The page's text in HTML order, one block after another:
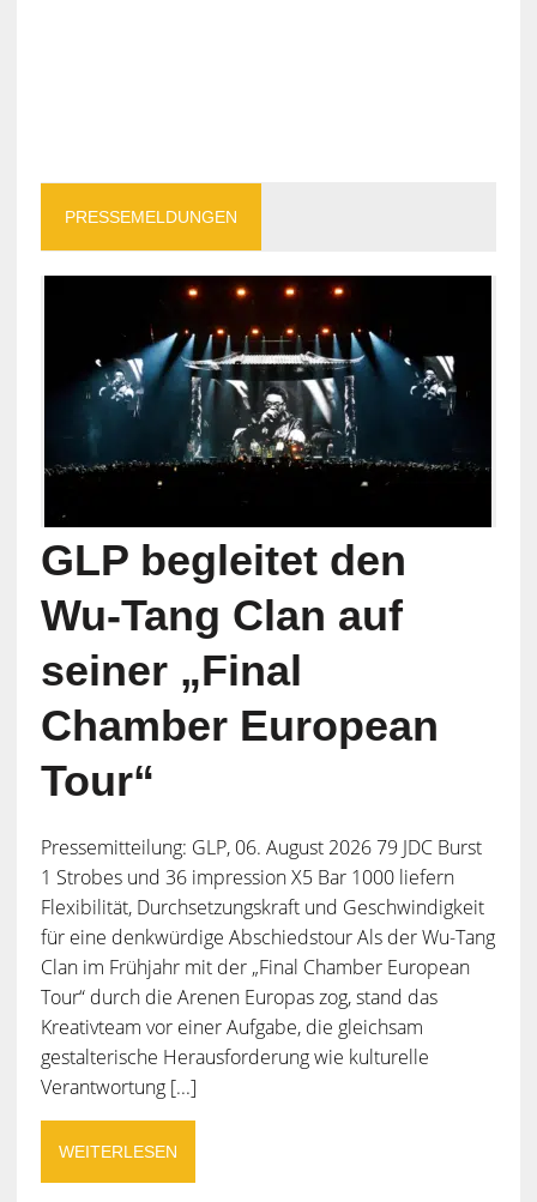
PRESSEMELDUNGEN
GLP begleitet den
Wu-Tang Clan auf
seiner „Final
Chamber European
Tour“
Pressemitteilung: GLP, 06. August 2026 79 JDC Burst
1 Strobes und 36 impression X5 Bar 1000 liefern
Flexibilität, Durchsetzungskraft und Geschwindigkeit
für eine denkwürdige Abschiedstour Als der Wu-Tang
Clan im Frühjahr mit der „Final Chamber European
Tour“ durch die Arenen Europas zog, stand das
Kreativteam vor einer Aufgabe, die gleichsam
gestalterische Herausforderung wie kulturelle
Verantwortung [...]
WEITERLESEN